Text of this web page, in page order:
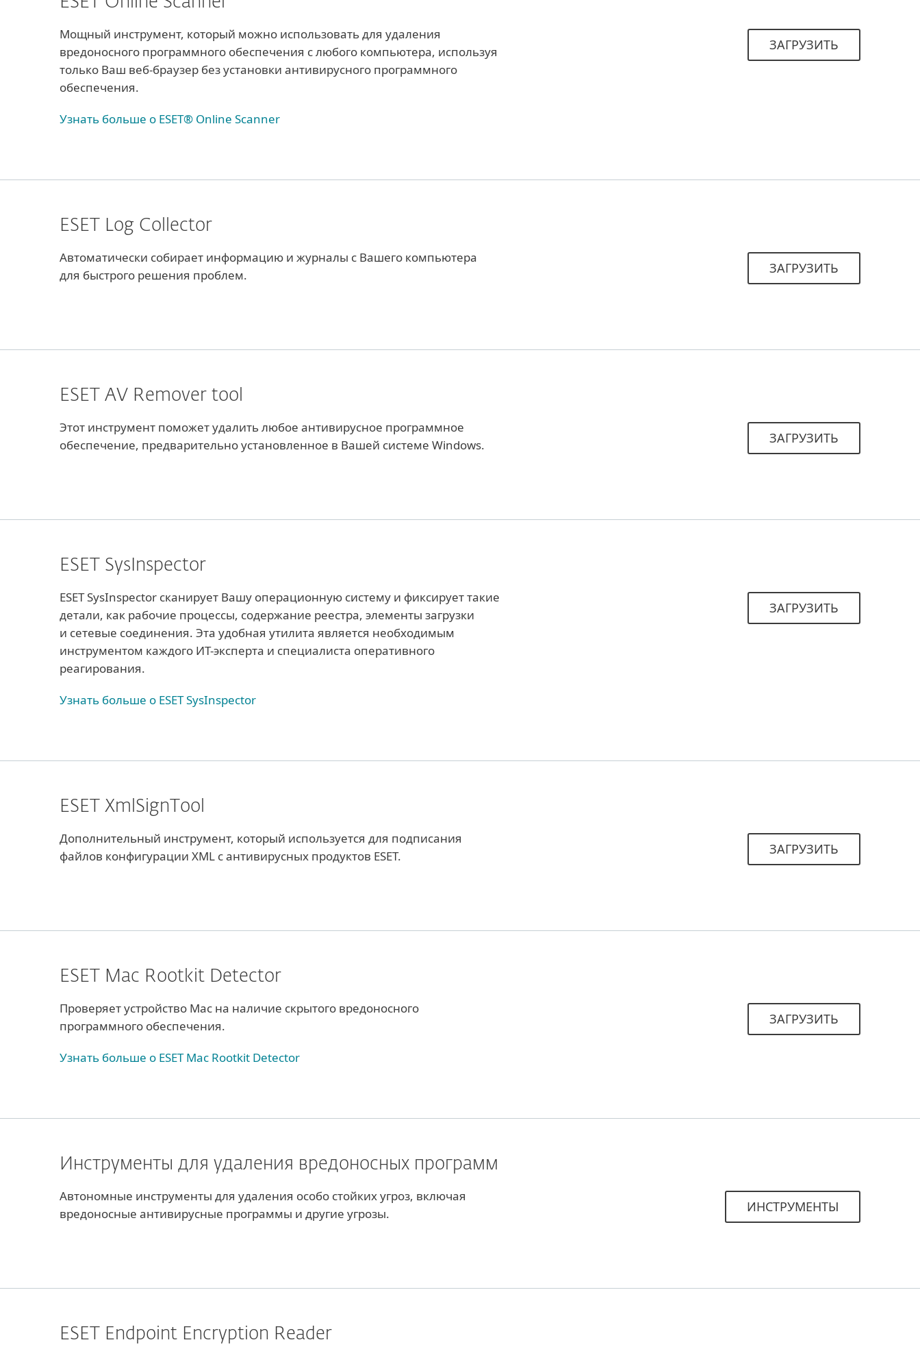
Мощный инструмент, который можно использовать для удаления
вредоносного программного обеспечения с любого компьютера, используя
только Ваш веб-браузер без установки антивирусного программного
обеспечения.
Узнать больше о ESET® Online Scanner
ЗАГРУЗИТЬ
ESET Log Collector
Автоматически собирает информацию и журналы с Вашего компьютера
для быстрого решения проблем.
ЗАГРУЗИТЬ
ESET AV Remover tool
Этот инструмент поможет удалить любое антивирусное программное
обеспечение, предварительно установленное в Вашей системе Windows.
ЗАГРУЗИТЬ
ESET SysInspector
ESET SysInspector сканирует Вашу операционную систему и фиксирует такие
детали, как рабочие процессы, содержание реестра, элементы загрузки
и сетевые соединения. Эта удобная утилита является необходимым
инструментом каждого ИТ-эксперта и специалиста оперативного
реагирования.
Узнать больше о ESET SysInspector
ЗАГРУЗИТЬ
ESET XmlSignTool
Дополнительный инструмент, который используется для подписания
файлов конфигурации XML с антивирусных продуктов ESET.
ЗАГРУЗИТЬ
ESET Mac Rootkit Detector
Проверяет устройство Mac на наличие скрытого вредоносного
программного обеспечения.
Узнать больше о ESET Мac Rootkit Detector
ЗАГРУЗИТЬ
Инструменты для удаления вредоносных программ
Автономные инструменты для удаления особо стойких угроз, включая
вредоносные антивирусные программы и другие угрозы.
ИНСТРУМЕНТЫ
ESET Endpoint Encryption Reader